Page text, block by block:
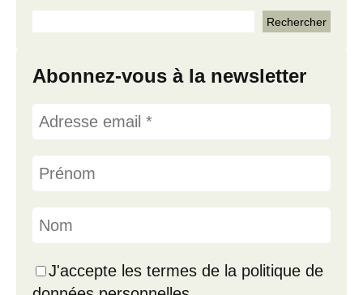
Abonnez-vous à la newsletter
J'accepte les termes de la politique de